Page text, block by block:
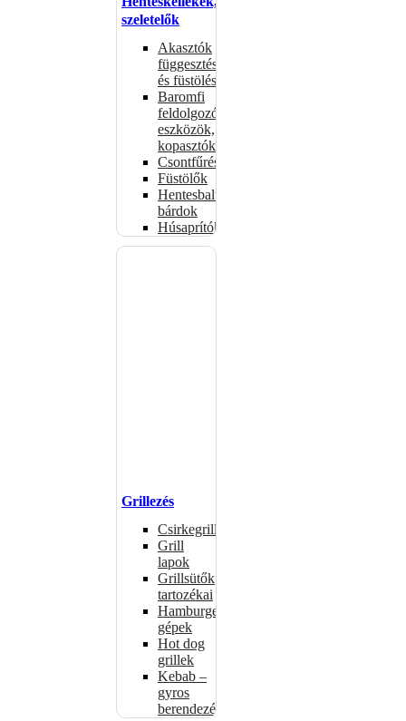
szeletelők
Akasztók
függesztéshez
és füstöléshez
Baromfi
feldolgozó
eszközök,
kopasztók
Csontfűrészek
Füstölők
Hentesbalták,
bárdok
Húsaprítók
Grillezés
Csirkegrillek
Grill
lapok
Grillsütők
tartozékai
Hamburgerformázó
gépek
Hot dog
grillek
Kebab –
gyros
berendezés